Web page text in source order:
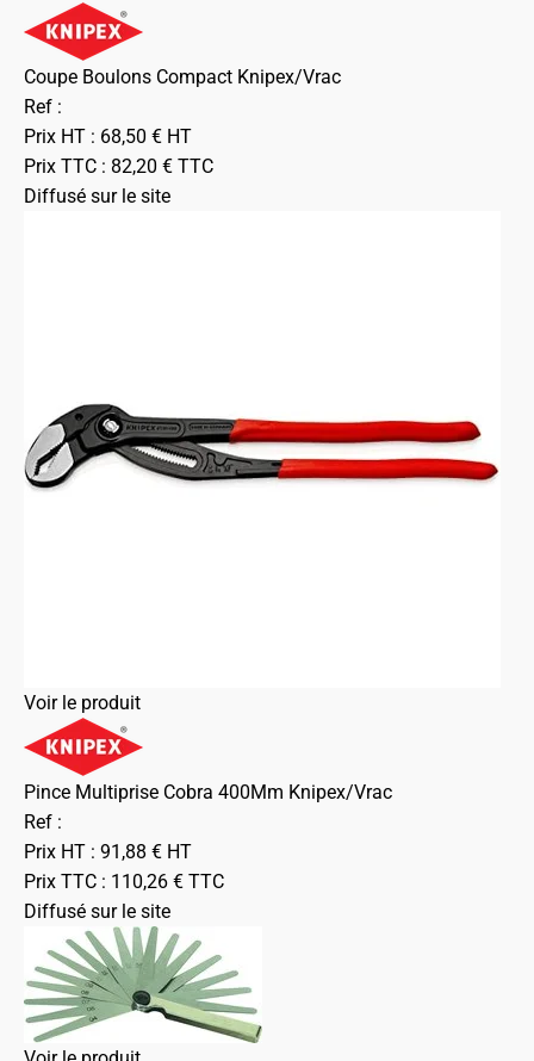
Coupe Boulons Compact Knipex/Vrac
Ref :
Prix HT : 68,50 € HT
Prix TTC : 82,20 € TTC
Diffusé sur le site
Voir le produit
Pince Multiprise Cobra 400Mm Knipex/Vrac
Ref :
Prix HT : 91,88 € HT
Prix TTC : 110,26 € TTC
Diffusé sur le site